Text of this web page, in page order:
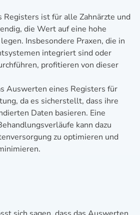
Registers ist für alle Zahnärzte und
die Wert auf eine hohe
Insbesondere Praxen, die in
integriert sind oder
profitieren von dieser
Auswerten eines Registers für
da es sicherstellt, dass ihre
Daten basieren. Eine
kann dazu
zu optimieren und